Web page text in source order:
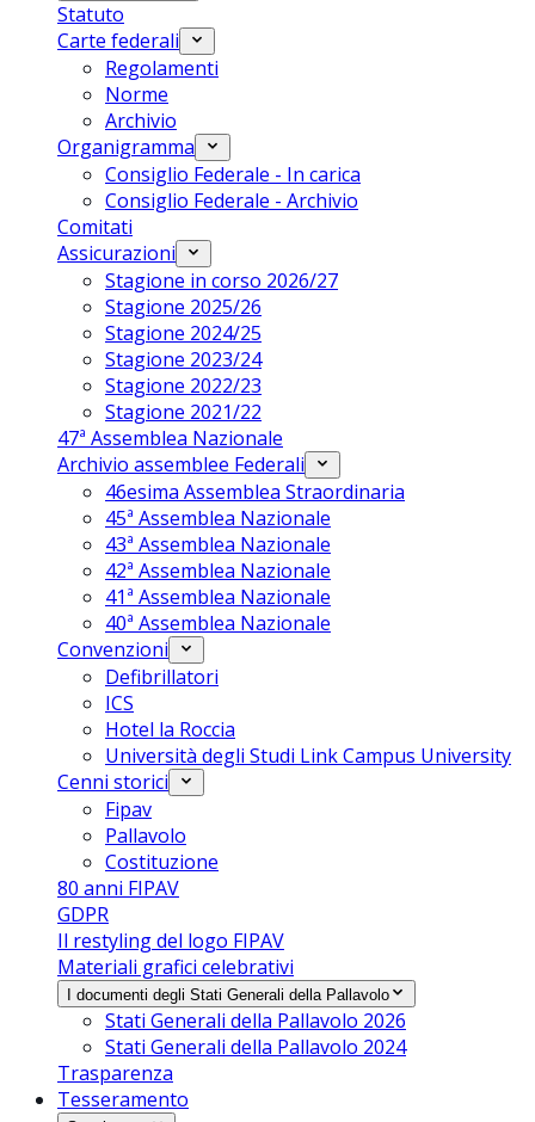
Statuto
Carte federali
Regolamenti
Norme
Archivio
Organigramma
Consiglio Federale - In carica
Consiglio Federale - Archivio
Comitati
Assicurazioni
Stagione in corso 2026/27
Stagione 2025/26
Stagione 2024/25
Stagione 2023/24
Stagione 2022/23
Stagione 2021/22
47ª Assemblea Nazionale
Archivio assemblee Federali
46esima Assemblea Straordinaria
45ª Assemblea Nazionale
43ª Assemblea Nazionale
42ª Assemblea Nazionale
41ª Assemblea Nazionale
40ª Assemblea Nazionale
Convenzioni
Defibrillatori
ICS
Hotel la Roccia
Università degli Studi Link Campus University
Cenni storici
Fipav
Pallavolo
Costituzione
80 anni FIPAV
GDPR
Il restyling del logo FIPAV
Materiali grafici celebrativi
I documenti degli Stati Generali della Pallavolo
Stati Generali della Pallavolo 2026
Stati Generali della Pallavolo 2024
Trasparenza
Tesseramento